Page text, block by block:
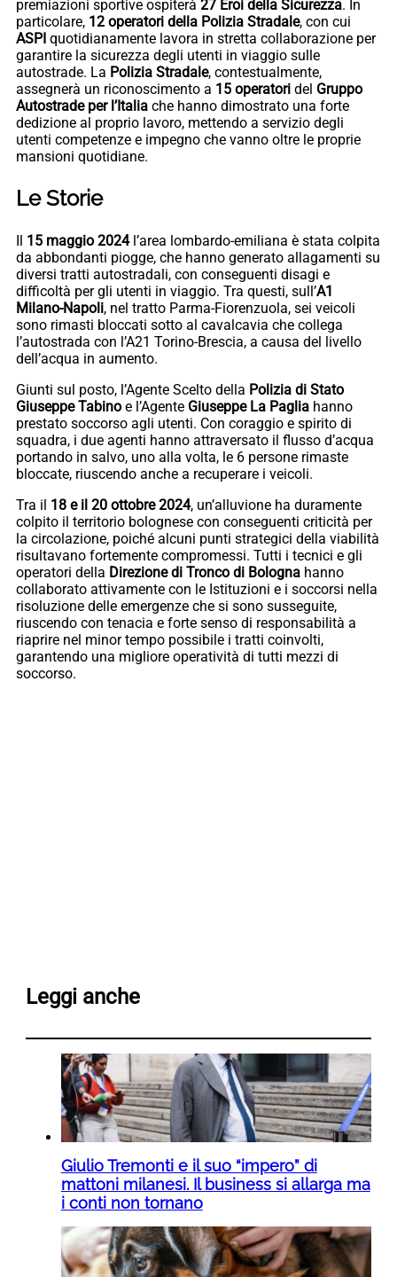
premiazioni sportive ospiterà 27 Eroi della Sicurezza. In
particolare, 12 operatori della Polizia Stradale, con cui
ASPI quotidianamente lavora in stretta collaborazione per
garantire la sicurezza degli utenti in viaggio sulle
autostrade. La Polizia Stradale, contestualmente,
assegnerà un riconoscimento a 15 operatori del Gruppo
Autostrade per l’Italia che hanno dimostrato una forte
dedizione al proprio lavoro, mettendo a servizio degli
utenti competenze e impegno che vanno oltre le proprie
mansioni quotidiane.
Le Storie
15 maggio 2024l’area lombardo-emiliana è stata colpita
da abbondanti piogge, che hanno generato allagamenti su
diversi tratti autostradali, con conseguenti disagi e
difficoltà per gli utenti in viaggio. Tra questi, sull’A1
Milano-Napoli, nel tratto Parma-Fiorenzuola, sei veicoli
sono rimasti bloccati sotto al cavalcavia che collega
l’autostrada con l’A21 Torino-Brescia, a causa del livello
dell’acqua in aumento.
Giunti sul posto, l’Agente Scelto della Polizia di Stato
Giuseppe Tabino e l’Agente Giuseppe La Paglia hanno
prestato soccorso agli utenti. Con coraggio e spirito di
squadra, i due agenti hanno attraversato il flusso d’acqua
portando in salvo, uno alla volta, le 6 persone rimaste
bloccate, riuscendo anche a recuperare i veicoli.
Tra il 18 e il 20 ottobre 2024, un’alluvione ha duramente
colpito il territorio bolognese con conseguenti criticità per
la circolazione, poiché alcuni punti strategici della viabilità
risultavano fortemente compromessi. Tutti i tecnici e gli
operatori della Direzione di Tronco di Bologna hanno
collaborato attivamente con le Istituzioni e i soccorsi nella
risoluzione delle emergenze che si sono susseguite,
riuscendo con tenacia e forte senso di responsabilità a
riaprire nel minor tempo possibile i tratti coinvolti,
garantendo una migliore operatività di tutti mezzi di
soccorso.
Leggi anche
Giulio Tremonti e il suo “impero” di
mattoni milanesi. Il business si allarga ma
i conti non tornano